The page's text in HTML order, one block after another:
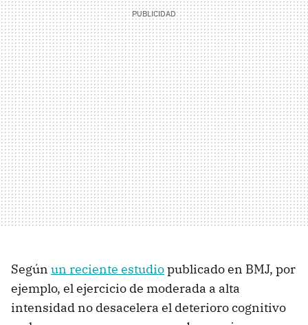
Según un reciente estudiopublicado en BMJ, por
ejemplo, el ejercicio de moderada a alta
intensidad no desacelera el deterioro cognitivo